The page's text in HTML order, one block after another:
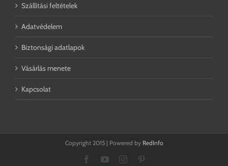
Szállítási feltételek
Adatvédelem
Biztonsági adatlapok
Vásárlás menete
Kapcsolat
Copyright 2015 | Powered by RedInfo
FacebookYouTubeInstagram